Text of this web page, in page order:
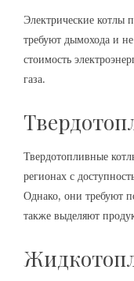
Электрические котлы
требуют дымохода и
стоимость
газа.
Твердотопливные
регионах с
Однако, они требуют
также выделяют